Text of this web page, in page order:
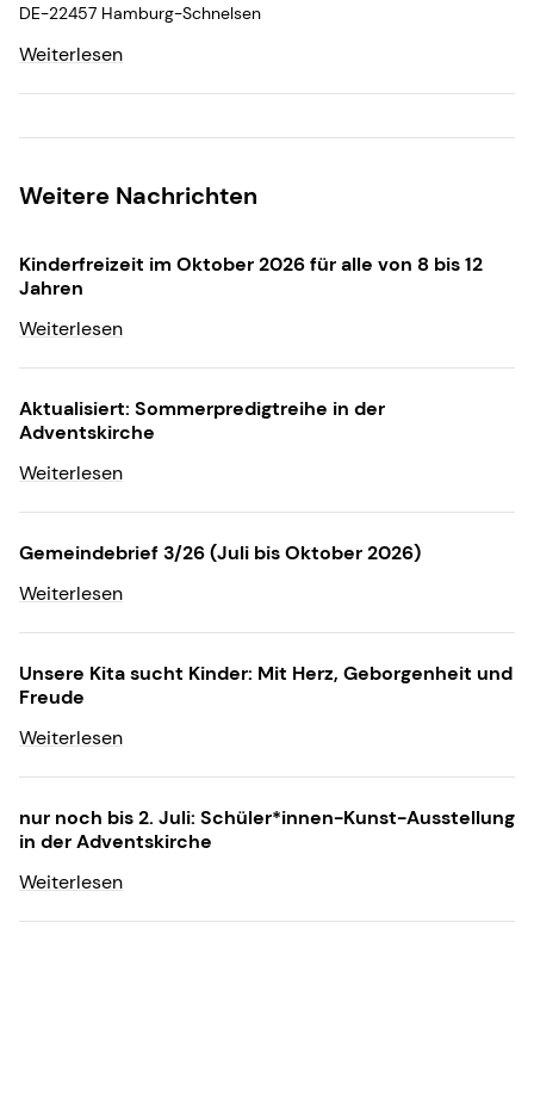
DE-22457 Hamburg-Schnelsen
Weiterlesen
Weitere Nachrichten
Kinderfreizeit im Oktober 2026 für alle von 8 bis 12
Jahren
Weiterlesen
Aktualisiert: Sommerpredigtreihe in der
Adventskirche
Weiterlesen
Gemeindebrief 3/26 (Juli bis Oktober 2026)
Weiterlesen
Unsere Kita sucht Kinder: Mit Herz, Geborgenheit und
Freude
Weiterlesen
nur noch bis 2. Juli: Schüler*innen-Kunst-Ausstellung
in der Adventskirche
Weiterlesen